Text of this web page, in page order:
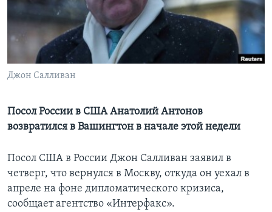
Learning English
СОЦИАЛЬНЫЕ СЕТИ
Языки
Джон Салливан
Посол России в США Анатолий Антонов
возвратился в Вашингтон в начале этой недели
Посол США в России Джон Салливан заявил в
четверг, что вернулся в Москву, откуда он уехал в
апреле на фоне дипломатического кризиса,
сообщает агентство «Интерфакс».